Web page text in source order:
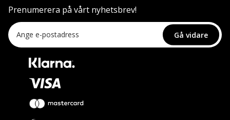
Prenumerera på vårt nyhetsbrev!
Gå vidare